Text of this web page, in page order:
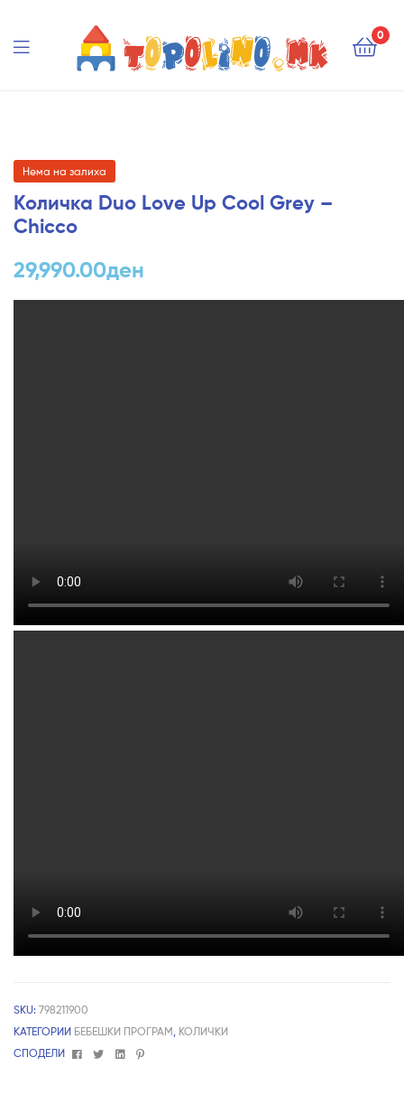
0
Нема на залиха
Количка Duo Love Up Cool Grey –
Chicco
29,990.00ден
SKU: 798211900
КАТЕГОРИИ БЕБЕШКИ ПРОГРАМ, КОЛИЧКИ
СПОДЕЛИ
FacebookTwitterLinkedin
Pinterest